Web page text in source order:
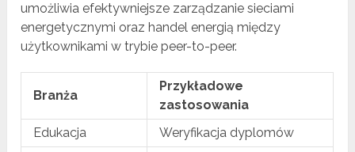
umożliwia efektywniejsze zarządzanie sieciami
energetycznymi oraz handel energią między
użytkownikami w trybie peer-to-peer.
Branża
Przykładowe
zastosowania
Edukacja
Weryfikacja dyplomów